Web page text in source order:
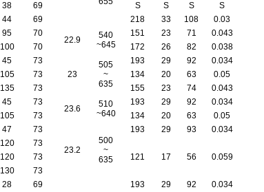
38 69 S S S
S
44 69 218 33 108
0.03
95 70
22.9
540
~645
151 23 71
0.043
100 70 172 26 82
0.038
45
73
23
505
~
635
193 29 92
0.034
105 73 134 20 63
0.05
135 73 155 23 74
0.043
45 73
23.6
510
~640
193 29 92
0.034
105 73 134 20 63
0.05
47 73
23.2
500
~
635
193 29 93
0.034
120
73
121
17 56 0.059
120
73
130
73
28 69 193 29 92
0.034